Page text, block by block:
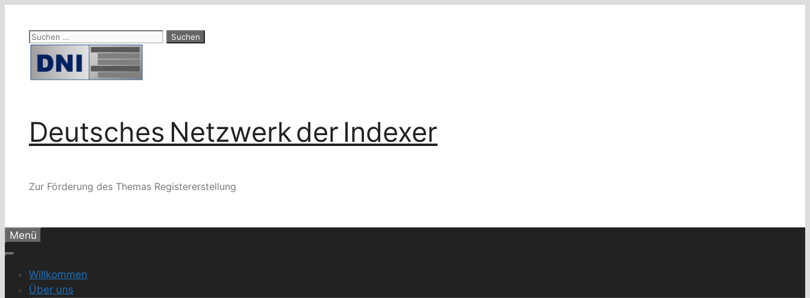
springenSuchen
Deutsches Netzwerk der Indexer
Zur Förderung des Themas Registererstellung
Menü
Willkommen
Über uns